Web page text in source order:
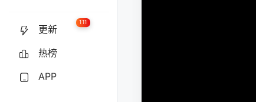
更新
111
热榜
APP